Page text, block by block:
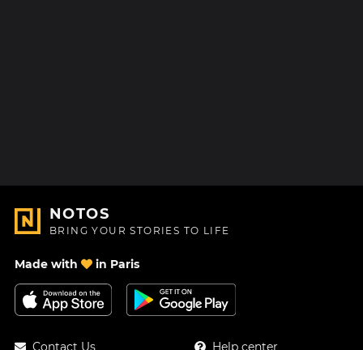
NOTOS
BRING YOUR STORIES TO LIFE
Made with in Paris
Contact Us Help center